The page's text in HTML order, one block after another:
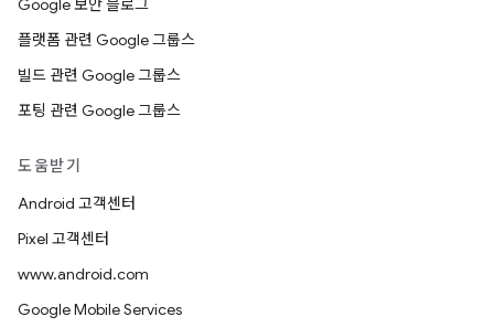
Google 보안 블로그
플랫폼 관련 Google 그룹스
빌드 관련 Google 그룹스
포팅 관련 Google 그룹스
도움받기
Android 고객센터
Pixel 고객센터
www.android.com
Google Mobile Services